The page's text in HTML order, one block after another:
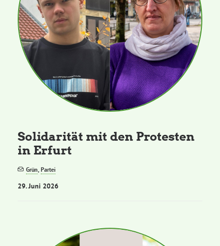
Solidarität mit den Protesten
in Erfurt
Grün,Partei
29. Juni 2026